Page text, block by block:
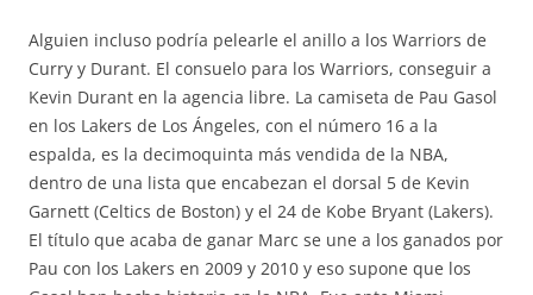
Alguien incluso podría pelearle el anillo a los Warriors de
Curry y Durant. El consuelo para los Warriors, conseguir a
Kevin Durant en la agencia libre. La camiseta de Pau Gasol
en los Lakers de Los Ángeles, con el número 16 a la
espalda, es la decimoquinta más vendida de la NBA,
dentro de una lista que encabezan el dorsal 5 de Kevin
Garnett (Celtics de Boston) y el 24 de Kobe Bryant (Lakers).
El título que acaba de ganar Marc se une a los ganados por
Pau con los Lakers en 2009 y 2010 y eso supone que los